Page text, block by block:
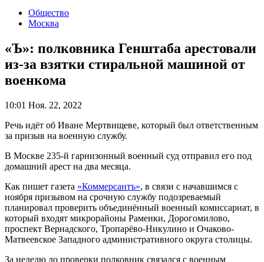
Общество
Москва
«Ъ»: полковника Генштаба арестовали
из-за взятки стиральной машиной от
военкома
10:01 Ноя. 22, 2022
Речь идёт об Иване Мертвищеве, который был ответственным
за призыв на военную службу.
В Москве 235-й гарнизонный военный суд отправил его под
домашний арест на два месяца.
Как пишет газета «Коммерсантъ», в связи с начавшимся с
ноября призывом на срочную службу подозреваемый
планировал проверить объединённый военный комиссариат, в
который входят микрорайоны Раменки, Дорогомилово,
проспект Вернадского, Тропарёво-Никулино и Очаково-
Матвеевское Западного административного округа столицы.
За неделю до проверки полковник связался с военным